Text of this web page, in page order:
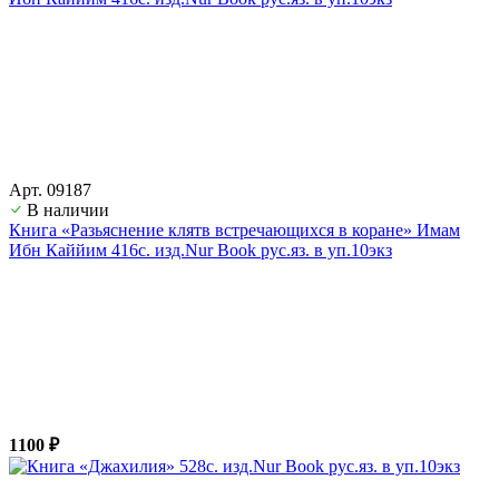
Арт. 09187
В наличии
Книга «Разьяснение клятв встречающихся в коране» Имам
Ибн Каййим 416с. изд.Nur Book рус.яз. в уп.10экз
1100 ₽